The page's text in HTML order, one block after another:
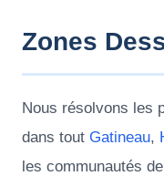
Zones
Nous résolvons les
dans tout Gatineau,
les communautés